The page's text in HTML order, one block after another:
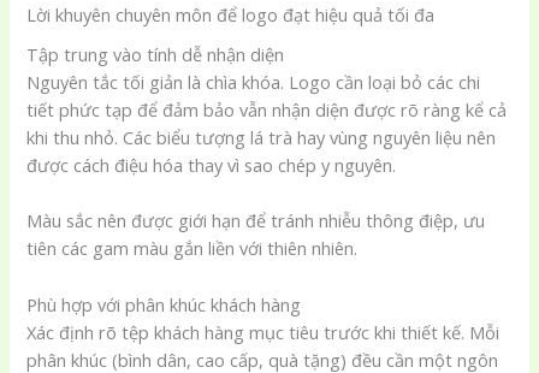
Lời khuyên chuyên môn để logo đạt hiệu quả tối đa
Tập trung vào tính dễ nhận diện
Nguyên tắc tối giản là chìa khóa. Logo cần loại bỏ các chi
tiết phức tạp để đảm bảo vẫn nhận diện được rõ ràng kể cả
khi thu nhỏ. Các biểu tượng lá trà hay vùng nguyên liệu nên
được cách điệu hóa thay vì sao chép y nguyên.
Màu sắc nên được giới hạn để tránh nhiễu thông điệp, ưu
tiên các gam màu gắn liền với thiên nhiên.
Phù hợp với phân khúc khách hàng
Xác định rõ tệp khách hàng mục tiêu trước khi thiết kế. Mỗi
phân khúc (bình dân, cao cấp, quà tặng) đều cần một ngôn